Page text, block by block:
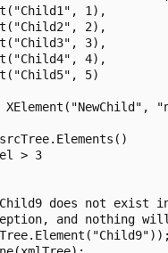
1),
2),
3),
4),
5)
XElement("NewChild",
> 3
Child9 does not exist
and nothing